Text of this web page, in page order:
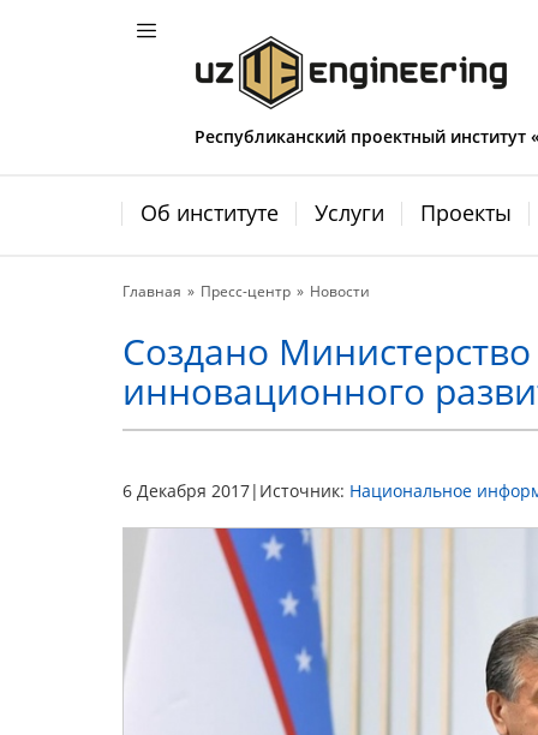
Республиканский проектный
Об институте Услуги Проекты
Главная Пресс-центр Новости
Создано Министерство
инновационного
6 Декабря 2017| Источник: Национальное